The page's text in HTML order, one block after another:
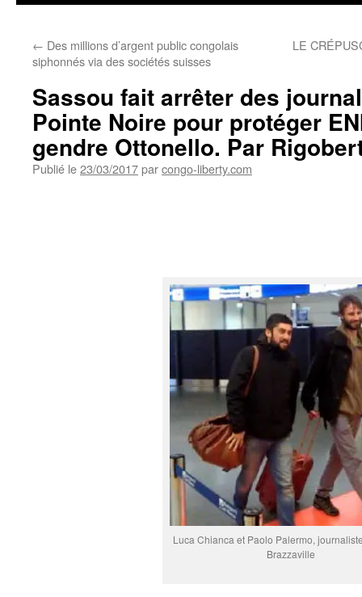
← Des millions d’argent public congolais
siphonnés via des sociétés suisses
LE
Sassou fait arrêter des
Pointe Noire pour protéger
gendre Ottonello. Par
Publié le23/03/2017parcongo-liberty.com
Luca Chianca et Paolo Palermo,
Brazzaville